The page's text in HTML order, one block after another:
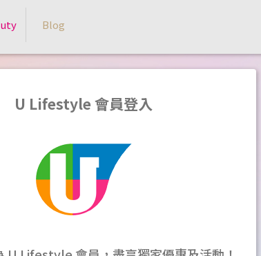
Blog
U Lifestyle 會員登入